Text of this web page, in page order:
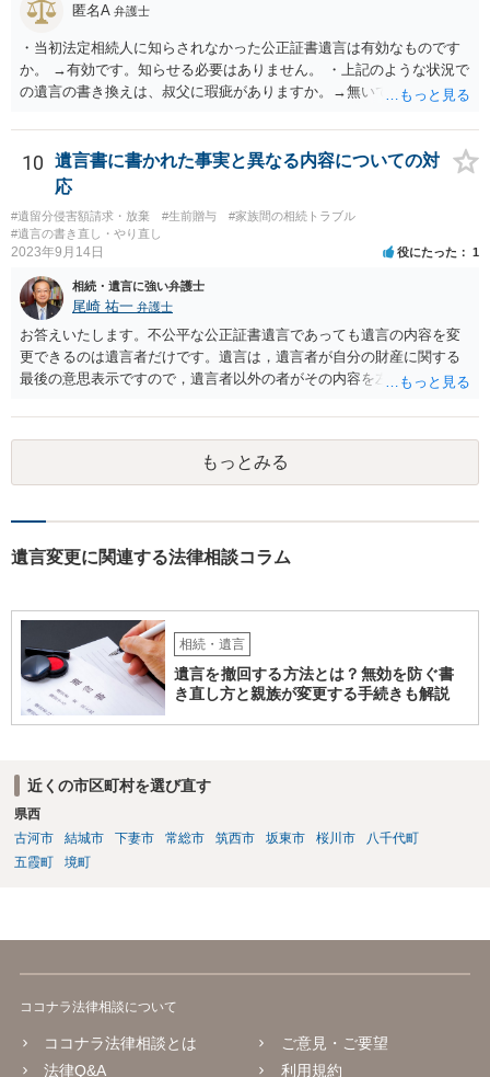
匿名A 弁護士
・当初法定相続人に知らされなかった公正証書遺言は有効なものです
か。 →有効です。知らせる必要はありません。 ・上記のような状況で
の遺言の書き換えは、叔父に瑕疵がありますか。→無いです。 ・分割
ますか。 →本人が自由に決められますので、どこが妥当とは言えない
です。客観的な基準もありません。 ・できれば穏やかに、分割を拒否
することはできますか。 →分割を拒否するということは、遺産はいら
ないということでしょうか。遺言で、受取を指定されててもいらない
と拒否することはできます。理由を説明する必要はありません。
10
遺言書に書かれた事実と異なる内容についての対
応
#遺留分侵害額請求・放棄 #生前贈与
#家族間の相続トラブル
#遺言の書き直し・やり直し
2023年9月14日 役にたった 1
相続・遺言に強い弁護士
尾崎 祐一 弁護士
お答えいたします。不公平な公正証書遺言であっても遺言の内容を変
更できるのは遺言者だけです。遺言は，遺言者が自分の財産に関する
最後の意思表示ですので，遺言者以外の者がその内容を左右させるこ
とはできないのです。
もっとみる
遺言変更に関連する法律相談コラム
相続・遺言
遺言を撤回する方法とは？無効を防ぐ書
き直し方と親族が変更する手続きも解説
近くの市区町村を選び直す
県西
古河市
結城市 下妻市 常総市 筑西市 坂東市 桜川市
八千代町
五霞町
境町
ココナラ法律相談について
ココナラ法律相談とは
法律Q&A
ご意見・ご要望
利用規約